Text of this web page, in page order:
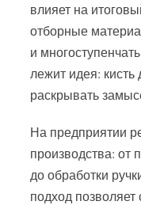
влияет на
отборные
и
лежит идея:
раскрывать
На предприятии
производства: от
до обработки
подход